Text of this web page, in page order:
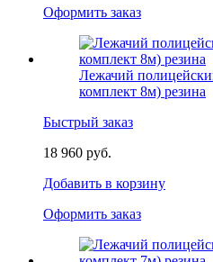
Оформить заказ
Лежачий
комплект 8м) резина
Быстрый заказ
18 960 руб.
Добавить в корзину
Оформить заказ